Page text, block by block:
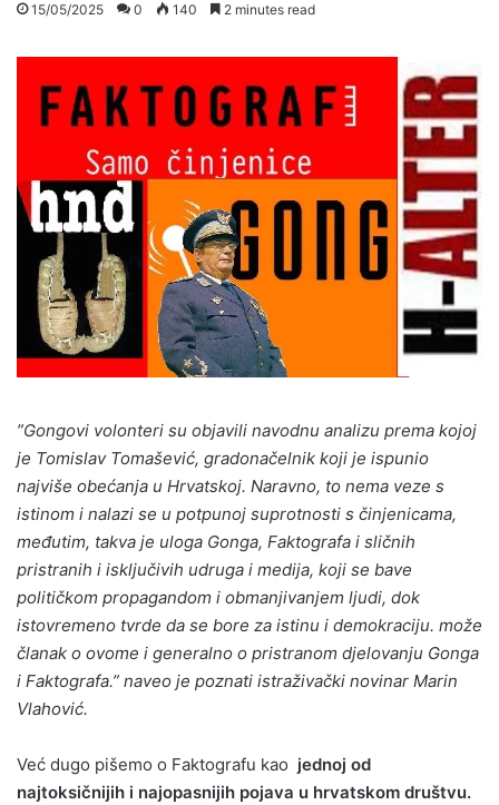
15/05/2025 0 140 2 minutes read
”Gongovi volonteri su objavili navodnu analizu prema kojoj
je Tomislav Tomašević, gradonačelnik koji je ispunio
najviše obećanja u Hrvatskoj. Naravno, to nema veze s
istinom i nalazi se u potpunoj suprotnosti s činjenicama,
međutim, takva je uloga Gonga, Faktografa i sličnih
pristranih i isključivih udruga i medija, koji se bave
političkom propagandom i obmanjivanjem ljudi, dok
istovremeno tvrde da se bore za istinu i demokraciju. može
članak o ovome i generalno o pristranom djelovanju Gonga
i Faktografa.” naveo je poznati istraživački novinar Marin
Vlahović.
Već dugo pišemo o Faktografu kao jednoj od
najtoksičnijih i najopasnijih pojava u hrvatskom društvu.